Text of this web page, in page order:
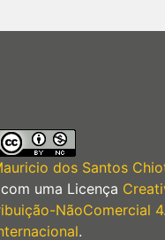
dos Santos
uma Licença
NãoComercial
.